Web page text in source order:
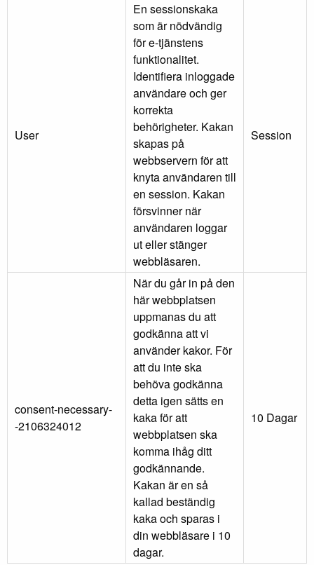
User
En sessionskaka
som är nödvändig
för e-tjänstens
funktionalitet.
Identifiera inloggade
användare och ger
korrekta
behörigheter. Kakan
skapas på
webbservern för att
knyta användaren till
en session. Kakan
försvinner när
användaren loggar
ut eller stänger
webbläsaren.
Session
consent-necessary-
-2106324012
När du går in på den
här webbplatsen
uppmanas du att
godkänna att vi
använder kakor. För
att du inte ska
behöva godkänna
detta igen sätts en
kaka för att
webbplatsen ska
komma ihåg ditt
godkännande.
Kakan är en så
kallad beständig
kaka och sparas i
din webbläsare i 10
dagar.
10 Dagar